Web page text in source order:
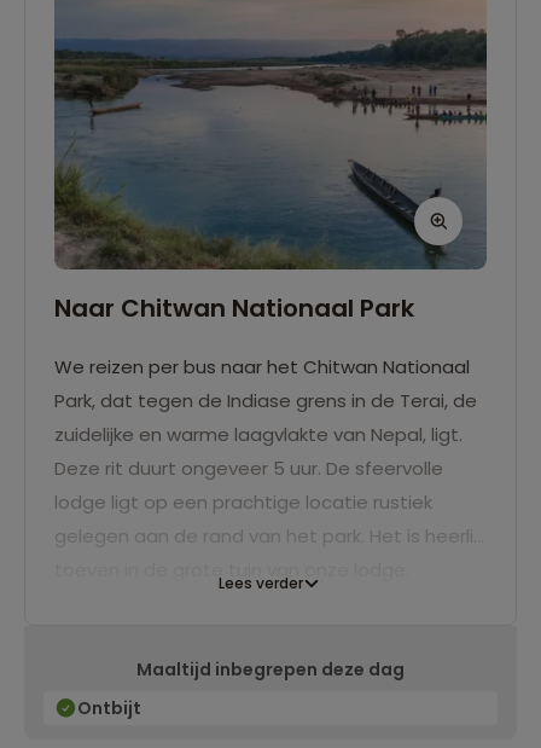
Naar Chitwan Nationaal Park
We reizen per bus naar het Chitwan Nationaal
Park, dat tegen de Indiase grens in de Terai, de
zuidelijke en warme laagvlakte van Nepal, ligt.
Deze rit duurt ongeveer 5 uur. De sfeervolle
lodge ligt op een prachtige locatie rustiek
gelegen aan de rand van het park. Het is heerlijk
Lees verder
Maaltijd inbegrepen deze dag
Ontbijt